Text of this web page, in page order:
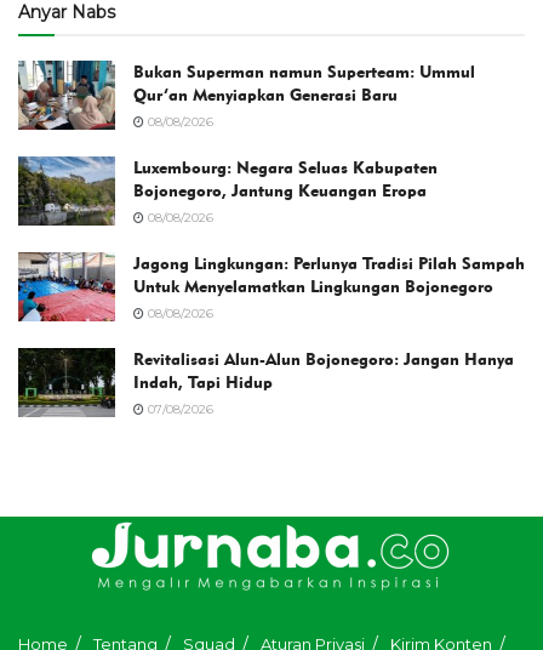
Anyar Nabs
Bukan Superman namun Superteam: Ummul
Qur’an Menyiapkan Generasi Baru
08/08/2026
Luxembourg: Negara Seluas Kabupaten
Bojonegoro, Jantung Keuangan Eropa
08/08/2026
Jagong Lingkungan: Perlunya Tradisi Pilah Sampah
Untuk Menyelamatkan Lingkungan Bojonegoro
08/08/2026
Revitalisasi Alun-Alun Bojonegoro: Jangan Hanya
Indah, Tapi Hidup
07/08/2026
Home Tentang Squad Aturan Privasi Kirim Konten